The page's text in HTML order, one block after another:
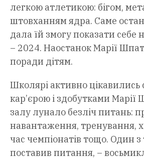
легкою атлетикою: бігом,
штовханням ядра. Саме
дала їй змогу показати себе
– 2024. Наостанок Марії
поради дітям.
Школярі активно
кар’єрою і здобутками Марії
залу лунало безліч питань:
навантаження, тренування,
час чемпіонатів тощо. Один з
поставив питання, –